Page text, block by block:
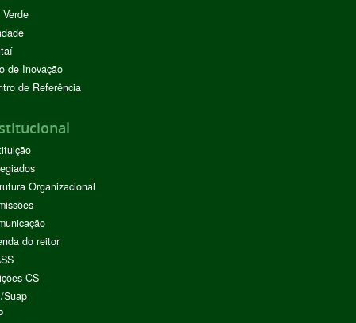
de Inovação
de Referência
Organizacional
do reitor
CS
Suap